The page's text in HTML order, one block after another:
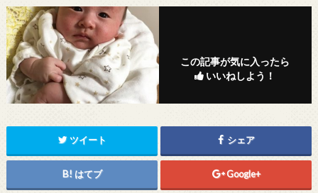
この記事が気に入ったら
いいねしよう！
ツイート シェア
はてブ Google+